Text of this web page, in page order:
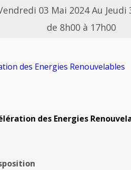
03 Mai 2024 Au Jeudi
de 8h00 à 17h00
des Energies Renouvelables
des Energies